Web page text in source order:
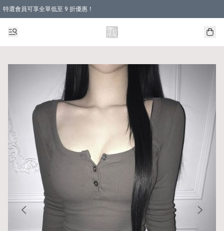
特選會員可享全單低至 9 折優惠！